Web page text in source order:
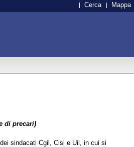
Cerca Mappa
di precari)
sindacati Cgil, Cisl e Uil, in cui si